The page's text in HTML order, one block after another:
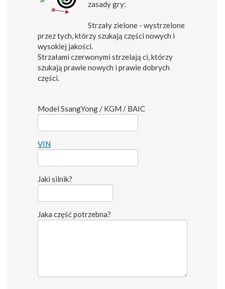
zasady gry:
Strzały zielone - wystrzelone
przez tych, którzy szukają części nowych i
wysokiej jakości.
Strzałami czerwonymi strzelają ci, którzy
szukają prawie nowych i prawie dobrych
części.
Model SsangYong / KGM / BAIC
VIN
Jaki silnik?
Jaka część potrzebna?